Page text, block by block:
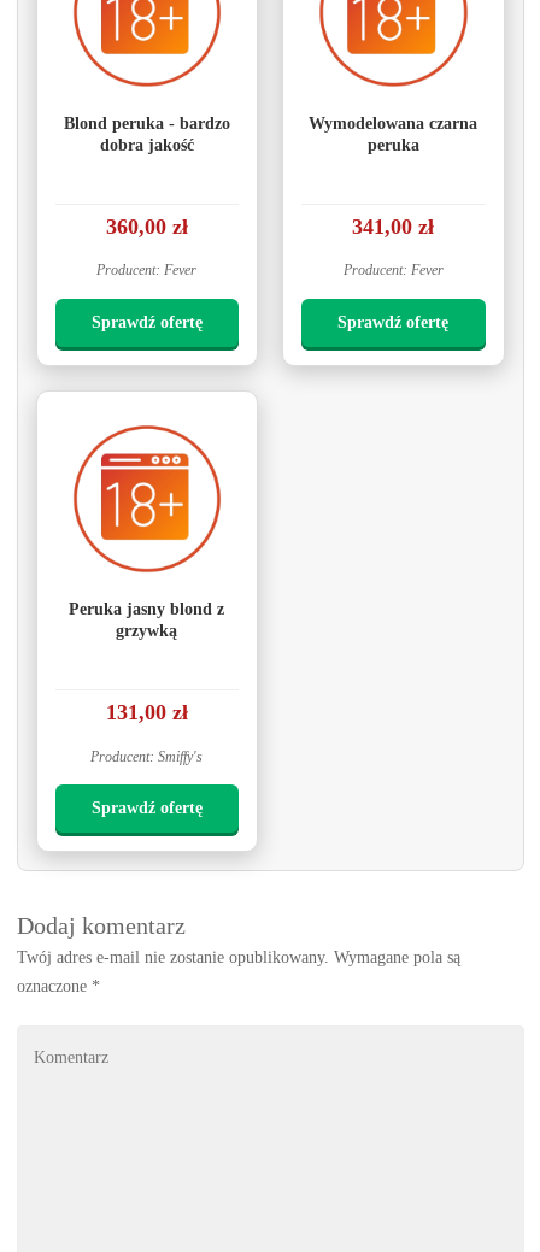
Blond peruka - bardzo
dobra jakość
360,00 zł
Producent: Fever
Sprawdź ofertę
Wymodelowana czarna
peruka
341,00 zł
Producent: Fever
Sprawdź ofertę
Peruka jasny blond z
grzywką
131,00 zł
Producent: Smiffy's
Sprawdź ofertę
Dodaj komentarz
Twój adres e-mail nie zostanie opublikowany. Wymagane pola są
oznaczone *